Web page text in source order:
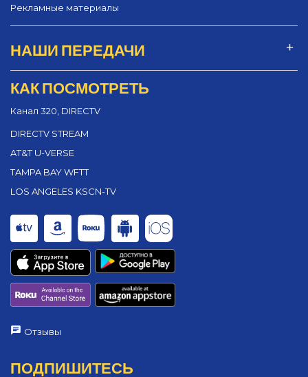
Рекламные материалы
НАШИ ПЕРЕДАЧИ
КАК ПОСМОТРЕТЬ
Канал 320, DIRECTV
DIRECTV STREAM
AT&T U-VERSE
TAMPA BAY WFTT
LOS ANGELES KSCN-TV
Отзывы
ПОДПИШИТЕСЬ